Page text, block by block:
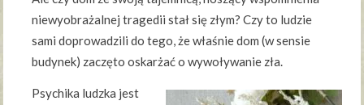
niewyobrażalnej tragedii stał się złym? Czy to ludzie
sami doprowadzili do tego, że właśnie dom (w sensie
budynek) zaczęto oskarżać o wywoływanie zła.
Psychika ludzka jest